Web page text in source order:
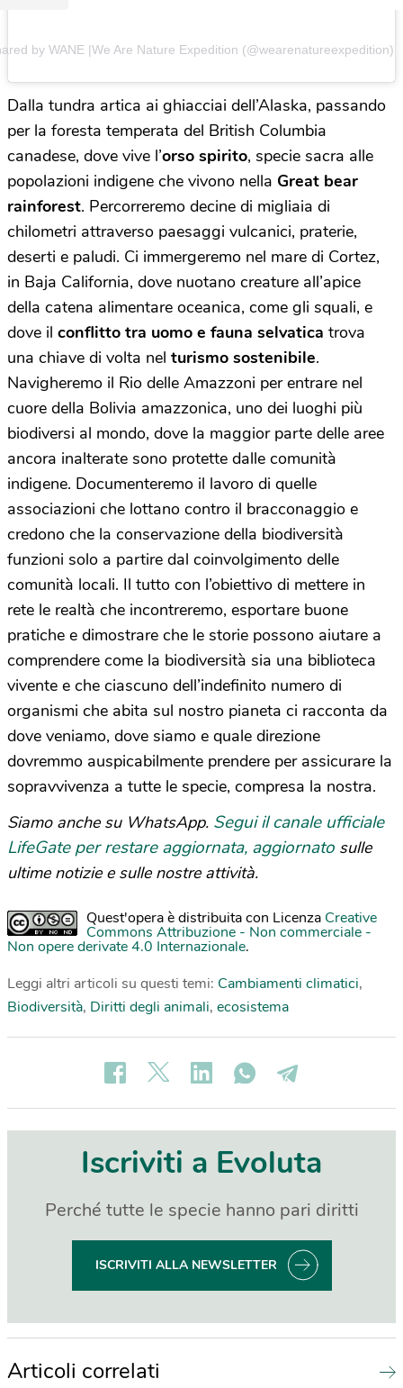
by WANE |We Are Nature Expedition (@wearenatureexpedition)
Dalla tundra artica ai ghiacciai dell’Alaska, passando
per la foresta temperata del British Columbia
canadese, dove vive l’orso spirito, specie sacra alle
popolazioni indigene che vivono nella Great bear
rainforest. Percorreremo decine di migliaia di
chilometri attraverso paesaggi vulcanici, praterie,
deserti e paludi. Ci immergeremo nel mare di Cortez,
in Baja California, dove nuotano creature all’apice
della catena alimentare oceanica, come gli squali, e
dove il conflitto tra uomo e fauna selvatica trova
una chiave di volta nel turismo sostenibile.
Navigheremo il Rio delle Amazzoni per entrare nel
cuore della Bolivia amazzonica, uno dei luoghi più
biodiversi al mondo, dove la maggior parte delle aree
ancora inalterate sono protette dalle comunità
indigene. Documenteremo il lavoro di quelle
associazioni che lottano contro il bracconaggio e
credono che la conservazione della biodiversità
funzioni solo a partire dal coinvolgimento delle
comunità locali. Il tutto con l’obiettivo di mettere in
rete le realtà che incontreremo, esportare buone
pratiche e dimostrare che le storie possono aiutare a
comprendere come la biodiversità sia una biblioteca
vivente e che ciascuno dell’indefinito numero di
organismi che abita sul nostro pianeta ci racconta da
dove veniamo, dove siamo e quale direzione
dovremmo auspicabilmente prendere per assicurare la
sopravvivenza a tutte le specie, compresa la nostra.
Siamo anche su WhatsApp. Segui il canale ufficiale
LifeGate per restare aggiornata, aggiornato sulle
ultime notizie e sulle nostre attività.
Quest'opera è distribuita con Licenza Creative
Commons Attribuzione - Non commerciale -
Non opere derivate 4.0 Internazionale.
Leggi altri articoli su questi temi: Cambiamenti climatici,
Biodiversità, Diritti degli animali, ecosistema
Iscriviti a Evoluta
Perché tutte le specie hanno pari diritti
ISCRIVITI ALLA NEWSLETTER
Articoli correlati